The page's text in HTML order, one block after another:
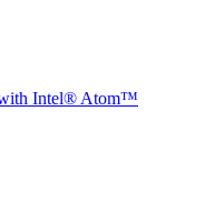
with Intel® Atom™